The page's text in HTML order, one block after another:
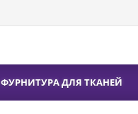
ФУРНИТУРА ДЛЯ ТКАНЕЙ